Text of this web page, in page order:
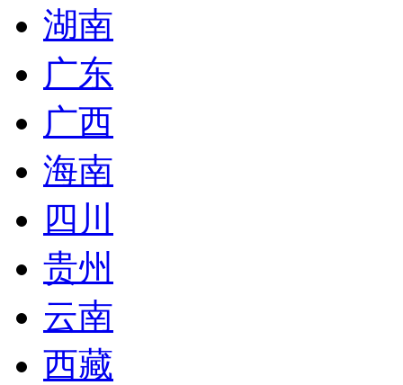
湖南
广东
广西
海南
四川
贵州
云南
西藏